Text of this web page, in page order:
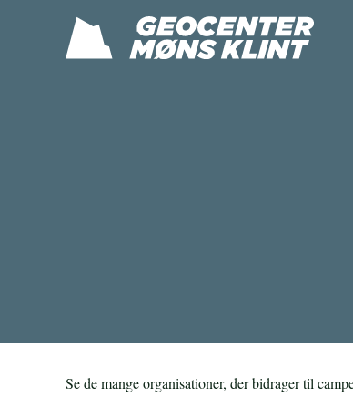
Se de mange organisationer, der bidrager til